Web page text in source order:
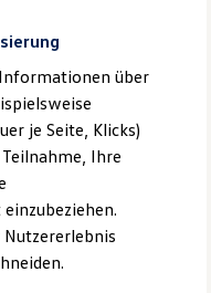
Volkswagen
über
je Seite, Klicks)
Ihre